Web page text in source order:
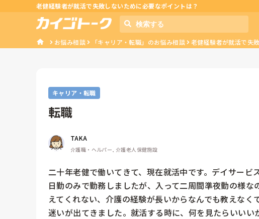
老健経験者が就活で失敗しないために必要なポイントは？
お悩み相談 「キャリア・転職」のお悩み相談 老健経験者が就活で失
キャリア・転職
転職
TAKA
介護職・ヘルパー, 介護老人保健施設
二十年老健で働いてきて、現在就活中です。デイサー
日勤のみで勤務しましたが、入って二周間準夜勤の様
えてくれない、介護の経験が長いからなんでも教えな
迷いが出てきました。就活する時に、何を見たらいい